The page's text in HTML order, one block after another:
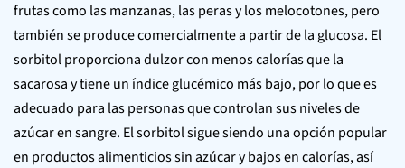
frutas como las manzanas, las peras y los melocotones, pero
también se produce comercialmente a partir de la glucosa. El
sorbitol proporciona dulzor con menos calorías que la
sacarosa y tiene un índice glucémico más bajo, por lo que es
adecuado para las personas que controlan sus niveles de
azúcar en sangre. El sorbitol sigue siendo una opción popular
en productos alimenticios sin azúcar y bajos en calorías, así